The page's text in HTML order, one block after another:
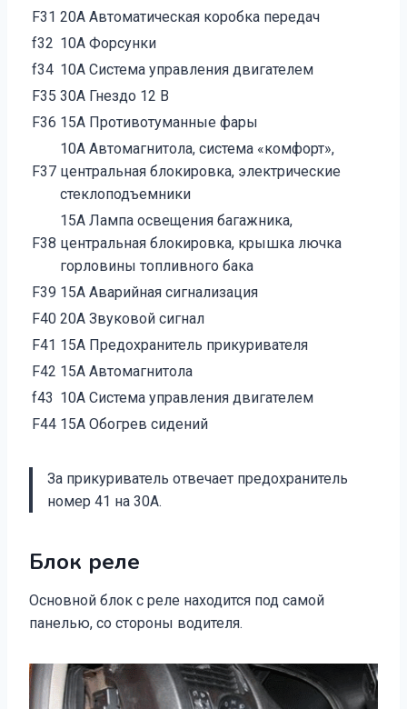
F31 20А Автоматическая коробка передач
f32 10А Форсунки
f34 10А Система управления двигателем
F35 30А Гнездо 12 В
F36 15А Противотуманные фары
F37
10А Автомагнитола, система «комфорт»,
центральная блокировка, электрические
стеклоподъемники
F38
15А Лампа освещения багажника,
центральная блокировка, крышка лючка
горловины топливного бака
F39 15А Аварийная сигнализация
F40 20А Звуковой сигнал
F41 15А Предохранитель прикуривателя
F42 15А Автомагнитола
f43 10А Система управления двигателем
F44 15А Обогрев сидений
За прикуриватель отвечает предохранитель
номер 41 на 30А.
Блок реле
Основной блок с реле находится под самой
панелью, со стороны водителя.